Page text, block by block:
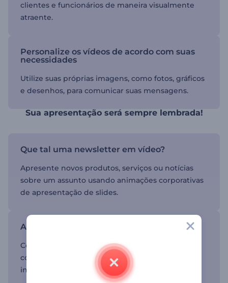
clientes e funcionários de maneira visualmente
atraente.
Personalize os vídeos de acordo com suas
necessidades
Utilize suas próprias imagens, como fotos, gráficos
e desenhos, para comunicar suas mensagens.
Sua apresentação será sempre lembrada!
Que tal uma newsletter em vídeo?
Apresente novos produtos, serviços ou notícias
sobre um assunto usando animações corporativas
de apresentação de slides.
Apresente sua empresa com clareza
Conte sobre as missões e valores da sua empresa
com apresentações de slides animados e
interativos.